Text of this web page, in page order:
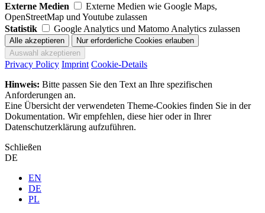
Externe Medien
Externe Medien wie Google Maps,
OpenStreetMap und Youtube zulassen
Statistik
Google Analytics und Matomo Analytics zulassen
Privacy Policy Imprint Cookie-Details
Hinweis: Bitte passen Sie den Text an Ihre spezifischen
Anforderungen an.
Eine Übersicht der verwendeten Theme-Cookies finden Sie in der
Dokumentation. Wir empfehlen, diese hier oder in Ihrer
Datenschutzerklärung aufzuführen.
Schließen
DE
EN
DE
PL